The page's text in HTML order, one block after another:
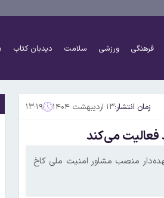
فرهنگی ورزشی سلامت دیدبان کتاب
زمان انتشار:۱۳ اردیبهشت ۱۴۰۴ ۱۳:۱۹
آمریکایی «پالتیکو»، وزیر خارجه این کشور مارکو روبیو حداقل ۶ ماه عهده‌دار منصب مشاور امنیت ملی کاخ